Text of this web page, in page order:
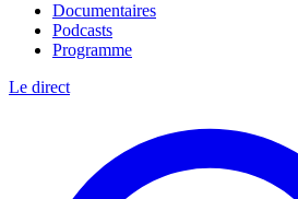
Documentaires
Podcasts
Programme
Le direct